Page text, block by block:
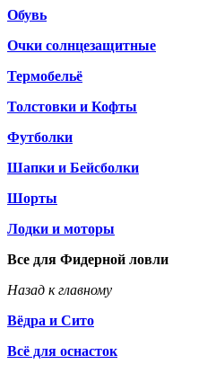
Обувь
Очки солнцезащитные
Термобельё
Толстовки и Кофты
Футболки
Шапки и Бейсболки
Шорты
Лодки и моторы
Все для Фидерной ловли
Назад к главному
Вёдра и Сито
Всё для оснасток